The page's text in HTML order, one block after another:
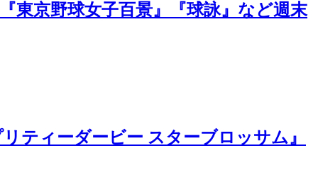
東京野球女子百景』『球詠』など週末
ティーダービー スターブロッサム』